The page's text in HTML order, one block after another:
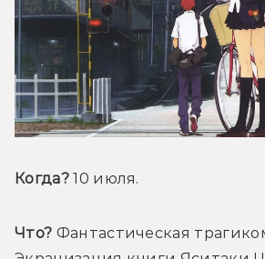
Когда? 10 июля.
Что? Фантастическая